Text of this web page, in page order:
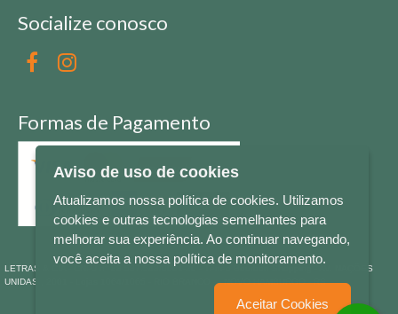
Socialize conosco
Formas de Pagamento
LETRAS & CIA - CNPJ n° 88.587.548/0001-20 - Térreo Bourbon Shopping - AV. NAÇÕES
UNIDAS , 2001 - Lojas 1064/1065 - RIO BRANCO - - NOVO HAMBURGO - RS
Aviso de uso de cookies
Atualizamos nossa política de cookies. Utilizamos
cookies e outras tecnologias semelhantes para
melhorar sua experiência. Ao continuar navegando,
você aceita a nossa política de monitoramento.
Aceitar Cookies